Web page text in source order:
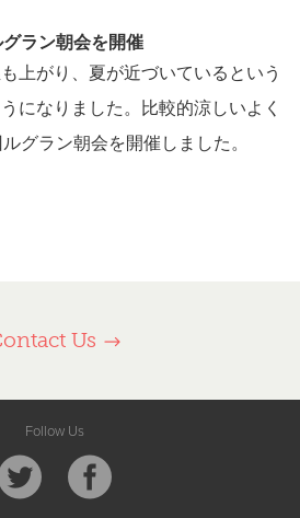
グラン朝会を開催
上がり、夏が近づいているという
になりました。比較的涼しいよく
グラン朝会を開催しました。
Us
Follow Us